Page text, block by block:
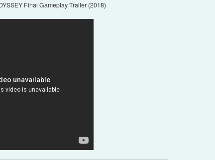
Final Gameplay Trailer (2018)